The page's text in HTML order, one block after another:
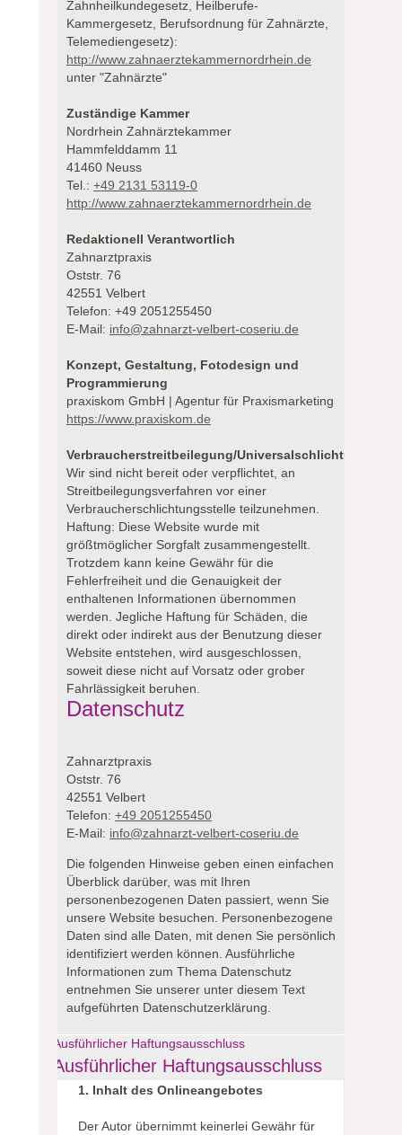
Zahnheilkundegesetz, Heilberufe-
Kammergesetz, Berufsordnung für Zahnärzte,
Telemediengesetz):
http://www.zahnaerztekammernordrhein.de
unter "Zahnärzte"
Zuständige Kammer
Nordrhein Zahnärztekammer
Hammfelddamm 11
41460 Neuss
Tel.: +49 2131 53119-0
http://www.zahnaerztekammernordrhein.de
Redaktionell Verantwortlich
Zahnarztpraxis
Oststr. 76
42551 Velbert
Telefon: +49 2051255450
E-Mail: info@zahnarzt-velbert-coseriu.de
Konzept, Gestaltung, Fotodesign und
Programmierung
praxiskom GmbH | Agentur für Praxismarketing
https://www.praxiskom.de
Verbraucherstreitbeilegung/
Wir sind nicht bereit oder verpflichtet, an
Streitbeilegungsverfahren vor einer
Verbraucherschlichtungsstelle teilzunehmen.
Haftung: Diese Website wurde mit
größtmöglicher Sorgfalt zusammengestellt.
Trotzdem kann keine Gewähr für die
Fehlerfreiheit und die Genauigkeit der
enthaltenen Informationen übernommen
werden. Jegliche Haftung für Schäden, die
direkt oder indirekt aus der Benutzung dieser
Website entstehen, wird ausgeschlossen,
soweit diese nicht auf Vorsatz oder grober
Fahrlässigkeit beruhen.
Datenschutz
Zahnarztpraxis
Oststr. 76
42551 Velbert
Telefon: +49 2051255450
E-Mail: info@zahnarzt-velbert-coseriu.de
Die folgenden Hinweise geben einen einfachen
Überblick darüber, was mit Ihren
personenbezogenen Daten passiert, wenn Sie
unsere Website besuchen. Personenbezogene
Daten sind alle Daten, mit denen Sie persönlich
identifiziert werden können. Ausführliche
Informationen zum Thema Datenschutz
entnehmen Sie unserer unter diesem Text
aufgeführten Datenschutzerklärung.
Ausführlicher Haftungsausschluss
Ausführlicher Haftungsausschluss
1. Inhalt des Onlineangebotes
Der Autor übernimmt keinerlei Gewähr für